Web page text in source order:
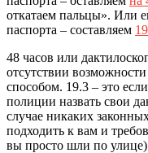
откатаем пальцы». Или
паспорта – составляем
48 часов или
отсутствии
способом. 19.3 – это
полиции назвать свои
случае никаких
подходить к вам и
вы просто шли по